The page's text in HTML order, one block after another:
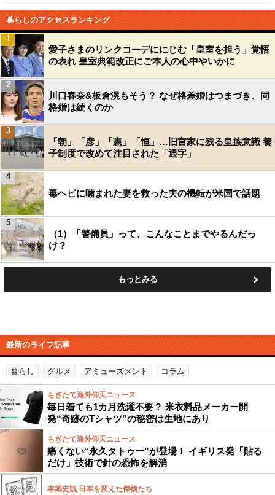
暮らしのアクセスランキング
愛子さまのリンクコーデににじむ「皇室を担う」覚悟
の表れ 皇室典範改正にご本人の心中やいかに
1
川口春奈&板倉滉もそう？ なぜ格差婚はつまづき、同
格婚は続くのか
2
「朝」「彦」「憲」「恒」…旧宮家に残る皇族意識 養
子制度で改めて注目された「通字」
3
毒ヘビに噛まれた妻を救った夫の機転が米国で話題
4
（1）「警備員」って、こんなことまでやるんだっ
け？
5
もっとみる
最新のライフ記事
暮らし グルメ アミューズメント コラム
もぎたて海外仰天ニュース
毎日着ても1カ月洗濯不要？ 米衣料品メーカー開
発“奇跡のTシャツ”の秘密は生地にあり
もぎたて海外仰天ニュース
痛くない“永久タトゥー”が登場！ イギリス発「貼る
だけ」技術で針の恐怖を解消
本郷史観 日本を変えた傑物たち